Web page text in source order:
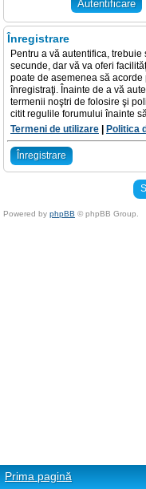
Înregistrare
Pentru a vă autentifica,
secunde, dar vă va oferi
poate de asemenea să
înregistraţi. Înainte de a vă
termenii noştri de folosire şi
citit regulile forumului înainte
Termeni de utilizare
Politica
Înregistrare
Powered by phpBB © phpBB Group.
Prima pagină